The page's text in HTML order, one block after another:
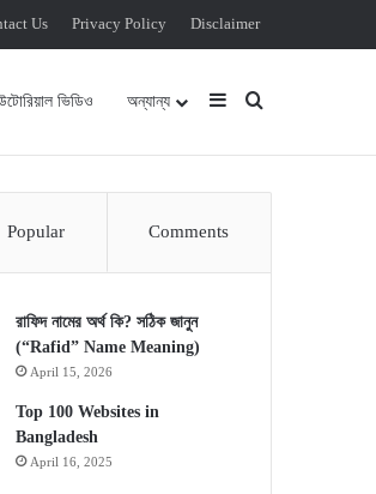
Us Privacy Policy Disclaimer
ভিডিও অন্যান্য Sidebar
Popular Comments
রাফিদ নামের অর্থ কি? সঠিক জানুন
(“Rafid” Name Meaning)
April 15, 2026
Top 100 Websites in
Bangladesh
April 16, 2025